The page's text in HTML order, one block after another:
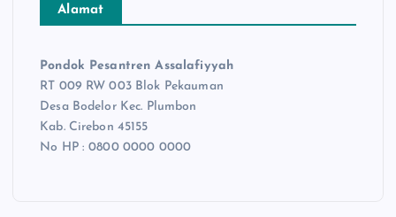
Alamat
Pondok Pesantren Assalafiyyah
RT 009 RW 003 Blok Pekauman
Desa Bodelor Kec. Plumbon
Kab. Cirebon 45155
No HP : 0800 0000 0000